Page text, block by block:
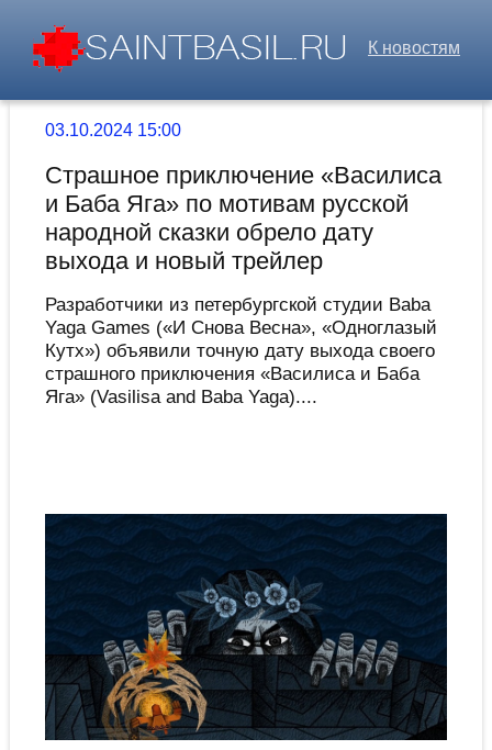
К новостям
03.10.2024 15:00
Страшное приключение «Василиса
и Баба Яга» по мотивам русской
народной сказки обрело дату
выхода и новый трейлер
Разработчики из петербургской студии Baba
Yaga Games («И Снова Весна», «Одноглазый
Кутх») объявили точную дату выхода своего
страшного приключения «Василиса и Баба
Яга» (Vasilisa and Baba Yaga)....